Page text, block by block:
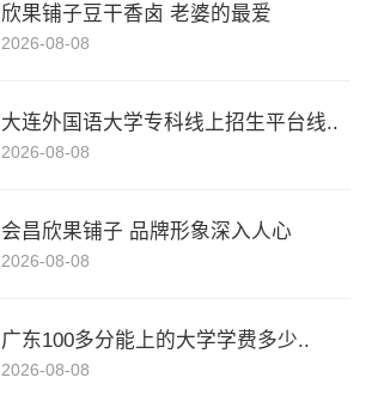
欣果铺子豆干香卤 老婆的最爱
2026-08-08
大连外国语大学专科线上招生平台线..
2026-08-08
会昌欣果铺子 品牌形象深入人心
2026-08-08
广东100多分能上的大学学费多少..
2026-08-08